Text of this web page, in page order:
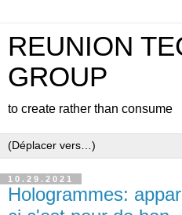
REUNION
GROUP
to create rather than consume
10.29.2021
Hologrammes: